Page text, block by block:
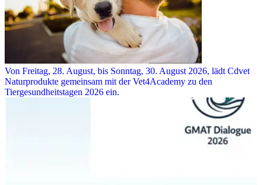
Von Freitag, 28. August, bis Sonntag, 30. August 2026, lädt Cdvet
Naturprodukte gemeinsam mit der Vet4Academy zu den
Tiergesundheitstagen 2026 ein.